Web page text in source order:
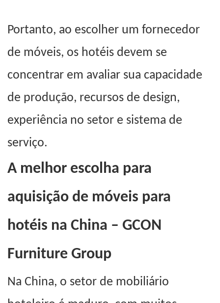
Portanto, ao escolher um fornecedor
de móveis, os hotéis devem se
concentrar em avaliar sua capacidade
de produção, recursos de design,
experiência no setor e sistema de
serviço.
A melhor escolha para
aquisição de móveis para
hotéis na China – GCON
Furniture Group
Na China, o setor de mobiliário